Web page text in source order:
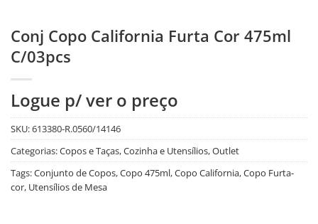
Conj Copo California Furta Cor 475ml
C/03pcs
Logue p/ ver o preço
SKU:613380-R.0560/14146
Categorias:Copos e Taças,Cozinha e Utensílios,Outlet
Tags:Conjunto de Copos,Copo 475ml,Copo California,Copo Furta-
cor, Utensílios de Mesa